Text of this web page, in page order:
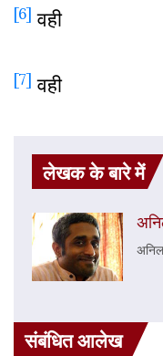
[6] वही
[7] वही
लेखक के बारे में
संबंधित आलेख